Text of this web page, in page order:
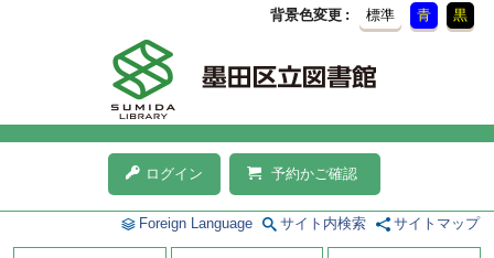
背景色変更 標準 青 黒
ログイン 予約かご確認
Foreign Language サイト内検索 サイトマップ